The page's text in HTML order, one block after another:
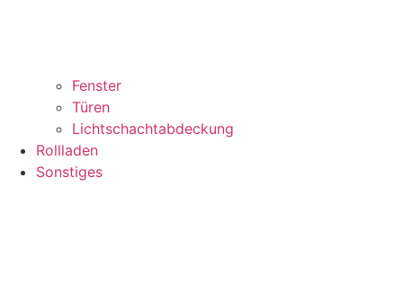
Fenster
Türen
Lichtschachtabdeckung
Rollladen
Sonstiges